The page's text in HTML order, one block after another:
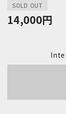
SOLD OUT
14,000円